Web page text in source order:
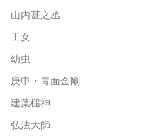
山内甚之丞
工女
幼虫
庚申・青面金剛
建葉槌神
弘法大師